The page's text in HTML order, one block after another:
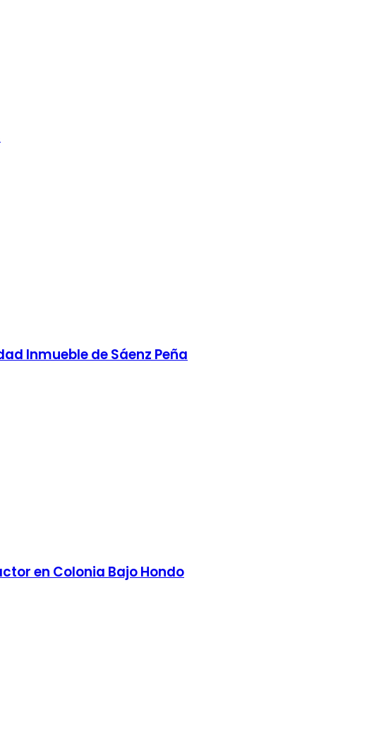
Inmueble de Sáenz Peña
en Colonia Bajo Hondo